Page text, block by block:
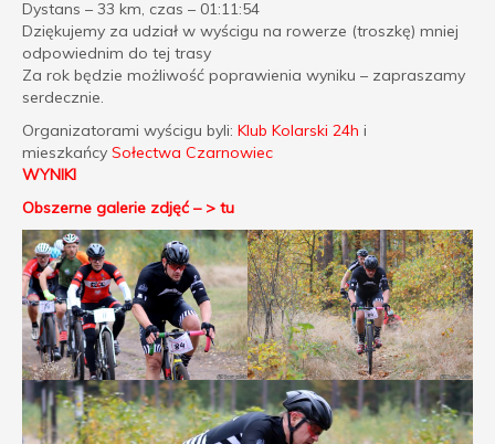
Dystans – 33 km, czas – 01:11:54
Dziękujemy za udział w wyścigu na rowerze (troszkę) mniej
odpowiednim do tej trasy
Za rok będzie możliwość poprawienia wyniku – zapraszamy
serdecznie.
Organizatorami wyścigu byli: Klub Kolarski 24h i
mieszkańcy Sołectwa Czarnowiec
WYNIKI
Obszerne galerie zdjęć – > tu